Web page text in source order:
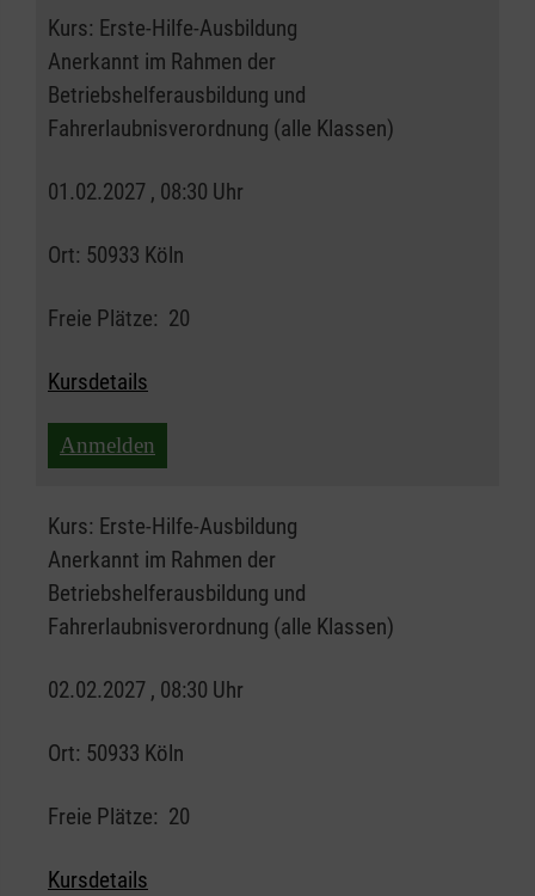
Kurs: Erste-Hilfe-Ausbildung
Anerkannt im Rahmen der
Betriebshelferausbildung und
Fahrerlaubnisverordnung (alle Klassen)
01.02.2027 , 08:30 Uhr
Ort: 50933 Köln
Freie Plätze: 20
Kursdetails
Anmelden
Kurs: Erste-Hilfe-Ausbildung
Anerkannt im Rahmen der
Betriebshelferausbildung und
Fahrerlaubnisverordnung (alle Klassen)
02.02.2027 , 08:30 Uhr
Ort: 50933 Köln
Freie Plätze: 20
Kursdetails